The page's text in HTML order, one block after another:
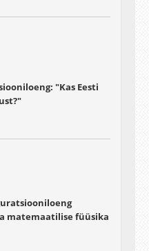
"Kas Eesti
matemaatilise füüsika